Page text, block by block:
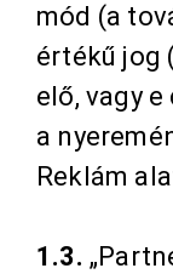
mód (a
értékű jog
elő, vagy
a
Reklám
1.3.